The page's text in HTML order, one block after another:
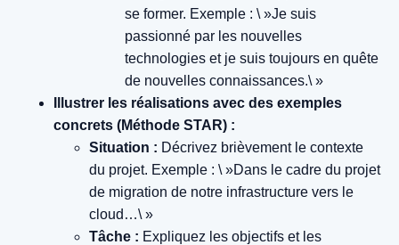
se former. Exemple : \ »Je suis
passionné par les nouvelles
technologies et je suis toujours en quête
de nouvelles connaissances.\ »
Illustrer les réalisations avec des exemples
concrets (Méthode STAR) :
Situation : Décrivez brièvement le contexte
du projet. Exemple : \ »Dans le cadre du projet
de migration de notre infrastructure vers le
cloud…\ »
Tâche : Expliquez les objectifs et les